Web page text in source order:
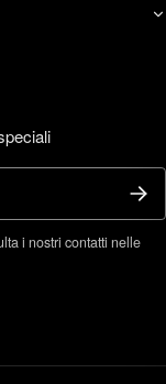
i nostri contatti nelle